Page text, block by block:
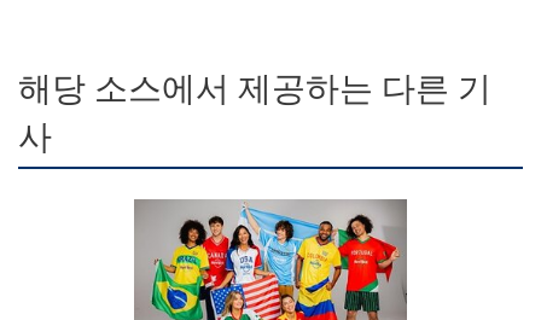
해당 소스에서 제공하는 다른 기
사